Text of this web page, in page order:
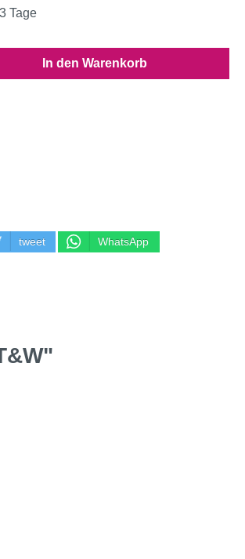
Tage
gewünschten Wert ein
In den Warenkorb
tweet WhatsApp